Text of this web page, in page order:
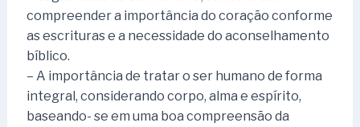
compreender a importância do coração conforme
as escrituras e a necessidade do aconselhamento
bíblico.
– A importância de tratar o ser humano de forma
integral, considerando corpo, alma e espírito,
baseando- se em uma boa compreensão da